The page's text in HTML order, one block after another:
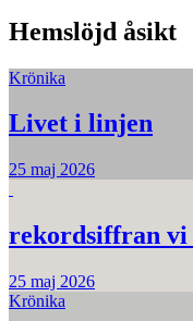
Hemslöjd åsikt
Krönika
Livet i linjen
25 maj 2026
rekordsiffran vi
25 maj 2026
Krönika